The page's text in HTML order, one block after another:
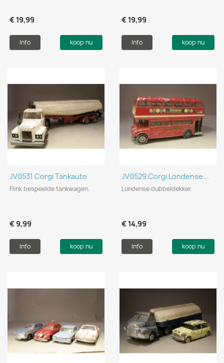
€ 19,99
Info koop nu
€ 19,99
Info koop nu
JV0531 Corgi Tankauto
Flink bespeelde tankwagen.
€ 9,99
Info koop nu
JV0529 Corgi Londense...
Londense dubbeldekker.
€ 14,99
Info koop nu